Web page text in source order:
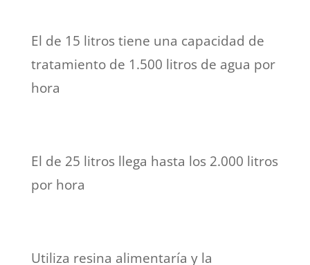
El de 15 litros tiene una capacidad de
tratamiento de 1.500 litros de agua por
hora
El de 25 litros llega hasta los 2.000 litros
por hora
Utiliza resina alimentaría y la